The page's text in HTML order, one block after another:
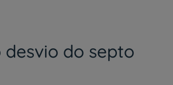
desvio do septo